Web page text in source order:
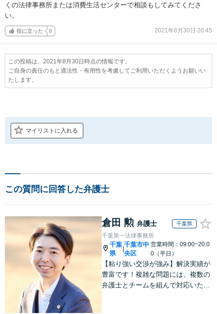
くの法律事務所または消費生活センターで相談もしてみてくださ
い。
役に立った 0 2021年8月30日 20:45
この投稿は、2021年8月30日時点の情報です。
ご自身の責任のもと適法性・有用性を考慮してご利用いただくようお願いい
たします。
マイリストに入れる
この質問に回答した弁護士
倉田 勲 弁護士 千葉県
千葉第一法律事務所
千葉
県
千葉市中
央区
営業時間：09:00~20:0
0（平日）
【粘り強い交渉が強み】解決実績が
豊富です！複雑な問題には、複数の
弁護士とチームを組んで対応いたし